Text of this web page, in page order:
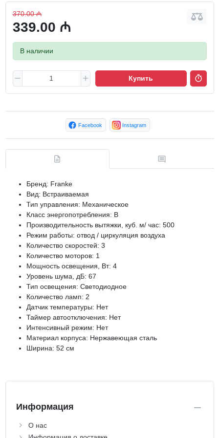
370.00 ₼
339.00 ₼
В наличии
Купить
Facebook Instagram
Бренд: Franke
Вид: Встраиваемая
Тип управления: Механическое
Класс энергопотребления: B
Производительность вытяжки, куб. м/ час: 500
Режим работы: отвод / циркуляция воздуха
Количество скоростей: 3
Количество моторов: 1
Мощность освещения, Вт: 4
Уровень шума, дБ: 67
Тип освещения: Светодиодное
Количество ламп: 2
Датчик температуры: Нет
Таймер автоотключения: Нет
Интенсивный режим: Нет
Материал корпуса: Нержавеющая сталь
Ширина: 52 см
Информация
О нас